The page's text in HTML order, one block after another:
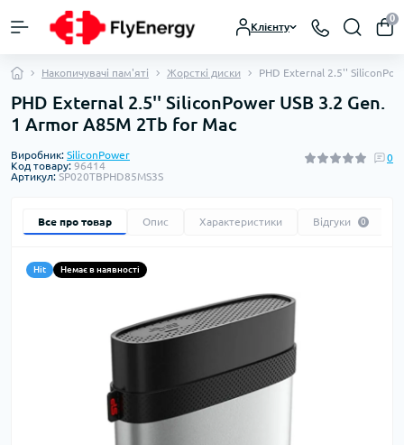
Клієнту
0
Накопичувачі пам'яті Жорсткі диски PHD External 2.5''
PHD External 2.5'' SiliconPower USB 3.2 Gen.
1 Armor A85M 2Tb for Mac
Виробник: SiliconPower
Код товару: 96414
Артикул: SP020TBPHD85MS3S
0
Все про товар Опис Характеристики Відгуки 0
Hit Немає в наявності